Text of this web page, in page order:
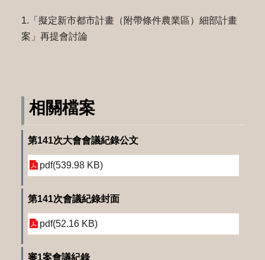
1.「擬定新市都市計畫（附帶條件農業區）細部計畫
案」再提會討論
相關檔案
第141次大會會議紀錄公文
pdf(539.98 KB)
第141次會議紀錄封面
pdf(52.16 KB)
審1案會議紀錄